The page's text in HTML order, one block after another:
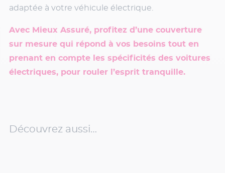
adaptée à votre véhicule électrique.
Avec Mieux Assuré, profitez d’une couverture
sur mesure qui répond à vos besoins tout en
prenant en compte les spécificités des voitures
électriques, pour rouler l’esprit tranquille.
Découvrez aussi…